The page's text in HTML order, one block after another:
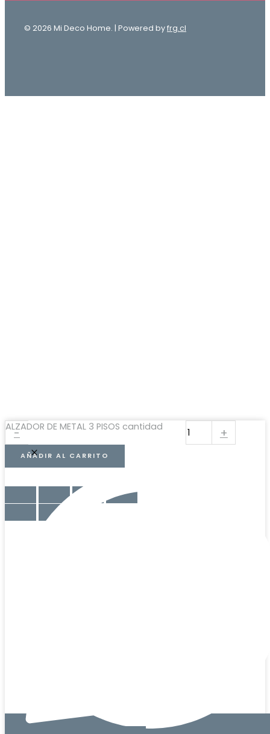
© 2026 Mi Deco Home. | Powered byfrg.cl
-
ALZADOR DE METAL 3 PISOS cantidad +
AÑADIR AL CARRITO